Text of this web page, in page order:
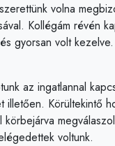
volna
Kollégám révén
gyorsan volt
az ingatlannal
Körültekintő
voltunk.
precizitásával,
munkáival
során.
szakmai
dolgozni.